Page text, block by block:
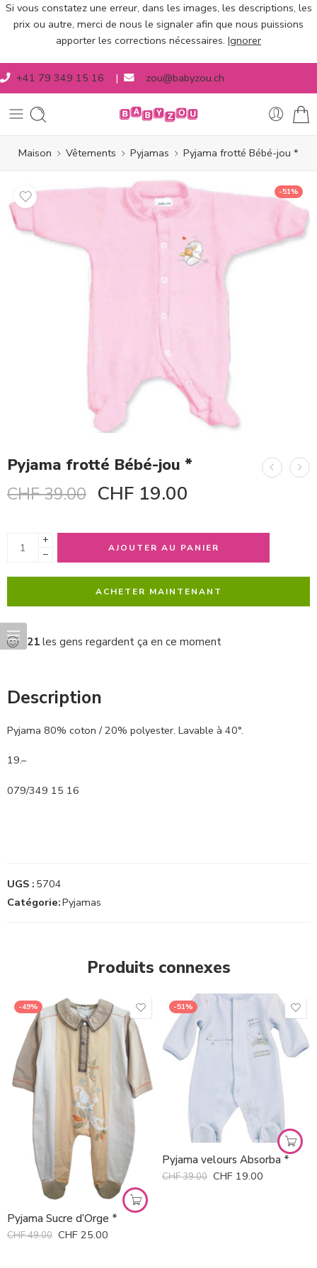
Si vous constatez une erreur, dans les images, les descriptions, les
prix ou autre, merci de nous le signaler afin que nous puissions
apporter les corrections nécessaires. Ignorer
+41 79 349 15 16 | zou@babyzou.ch
Maison Vêtements Pyjamas Pyjama frotté Bébé-jou *
-51%
Pyjama frotté Bébé-jou *
CHF39.00 CHF 19.00
+
−
AJOUTER AU PANIER
ACHETER MAINTENANT
21 les gens regardent ça en ce moment
Description
Pyjama 80% coton / 20% polyester. Lavable à 40°.
19.–
079/349 15 16
UGS : 5704
Catégorie:Pyjamas
Produits connexes
-49%
Pyjama Sucre d’Orge *
CHF49.00 CHF 25.00
-51%
Pyjama velours Absorba *
CHF39.00 CHF 19.00